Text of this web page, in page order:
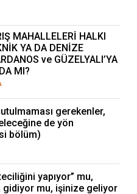
MAHALLELERİ HALKI
YA DA DENİZE
ve GÜZELYALI’YA
MI?
gerekenler,
de yön
bölüm)
yapıyor” mu,
gidiyor mu, işinize geliyor